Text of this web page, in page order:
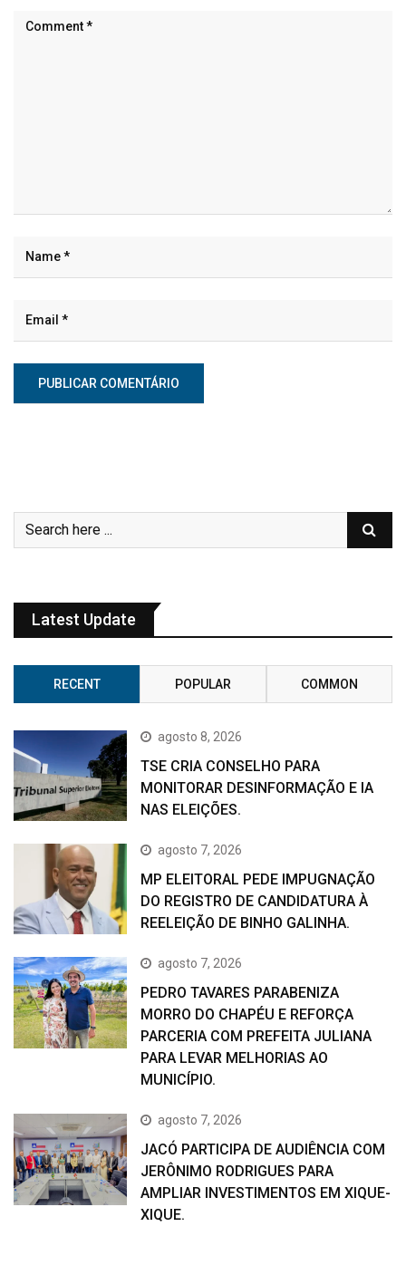
Latest Update
RECENT POPULAR COMMON
agosto 8, 2026
TSE CRIA CONSELHO PARA
MONITORAR DESINFORMAÇÃO E IA
NAS ELEIÇÕES.
agosto 7, 2026
MP ELEITORAL PEDE IMPUGNAÇÃO
DO REGISTRO DE CANDIDATURA À
REELEIÇÃO DE BINHO GALINHA.
agosto 7, 2026
PEDRO TAVARES PARABENIZA
MORRO DO CHAPÉU E REFORÇA
PARCERIA COM PREFEITA JULIANA
PARA LEVAR MELHORIAS AO
MUNICÍPIO.
agosto 7, 2026
JACÓ PARTICIPA DE AUDIÊNCIA COM
JERÔNIMO RODRIGUES PARA
AMPLIAR INVESTIMENTOS EM XIQUE-
XIQUE.